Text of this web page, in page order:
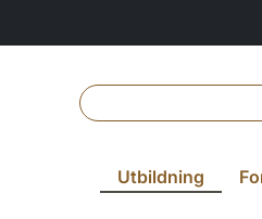
Utbildning